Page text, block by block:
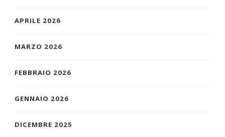
APRILE 2026
MARZO 2026
FEBBRAIO 2026
GENNAIO 2026
DICEMBRE 2025